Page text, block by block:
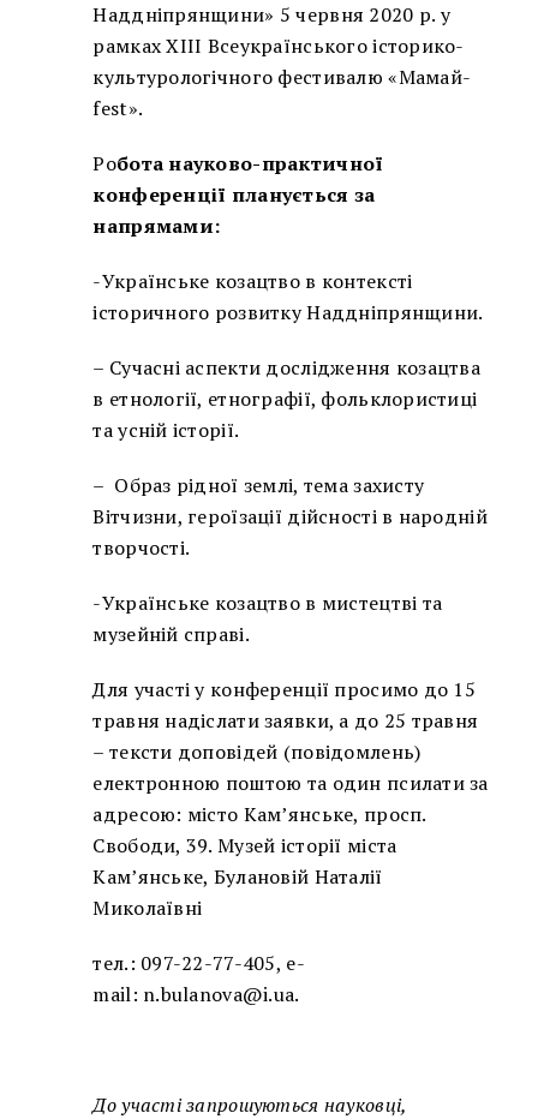
Наддніпрянщини» 5 червня 2020 р. у
рамках ХІІІ Всеукраїнського історико-
культурологічного фестивалю «Мамай-
fest».
Робота науково-практичної
конференції планується за
напрямами:
-Українське козацтво в контексті
історичного розвитку Наддніпрянщини.
– Сучасні аспекти дослідження козацтва
в етнології, етнографії, фольклористиці
та усній історії.
– Образ рідної землі, тема захисту
Вітчизни, героїзації дійсності в народній
творчості.
-Українське козацтво в мистецтві та
музейній справі.
Для участі у конференції просимо до 15
травня надіслати заявки, а до 25 травня
– тексти доповідей (повідомлень)
електронною поштою та один псилати за
адресою: місто Кам’янське, просп.
Свободи, 39. Музей історії міста
Кам’янське, Булановій Наталії
Миколаївні
тел.: 097-22-77-405, e-
mail: n.bulanova@i.ua.
До участі запрошуються науковці,